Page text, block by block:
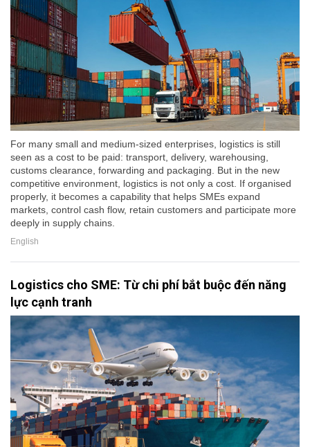
For many small and medium-sized enterprises, logistics is still
seen as a cost to be paid: transport, delivery, warehousing,
customs clearance, forwarding and packaging. But in the new
competitive environment, logistics is not only a cost. If organised
properly, it becomes a capability that helps SMEs expand
markets, control cash flow, retain customers and participate more
deeply in supply chains.
English
Logistics cho SME: Từ chi phí bắt buộc đến năng
lực cạnh tranh